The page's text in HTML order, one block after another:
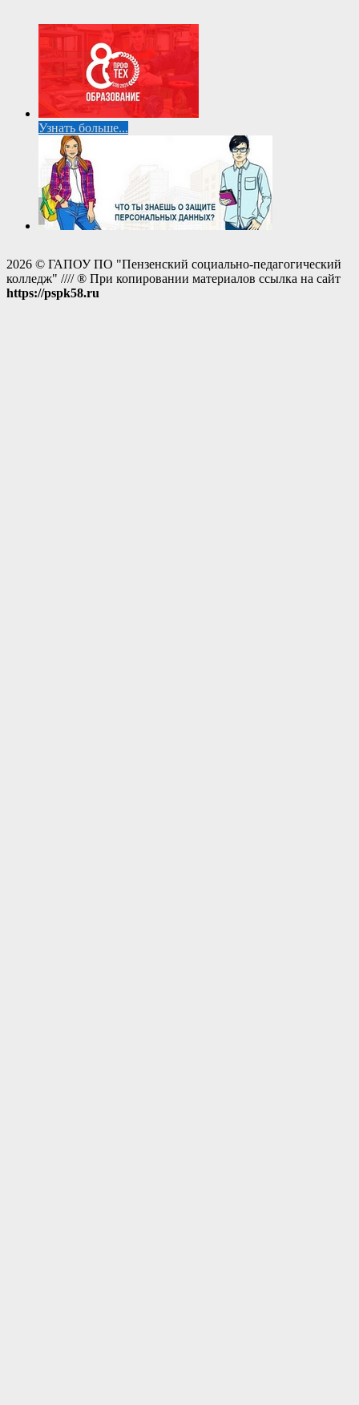
Узнать больше...
2026 © ГАПОУ ПО "Пензенский социально-педагогический
колледж" //// ® При копировании материалов ссылка на сайт
https://pspk58.ru